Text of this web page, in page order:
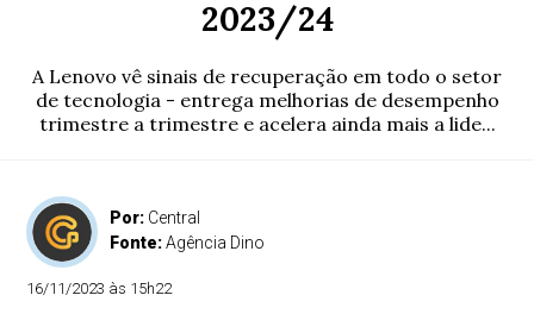
2023/24
A Lenovo vê sinais de recuperação em todo o setor
de tecnologia - entrega melhorias de desempenho
trimestre a trimestre e acelera ainda mais a lide...
Por: Central
Fonte:Agência Dino
16/11/2023 às 15h22